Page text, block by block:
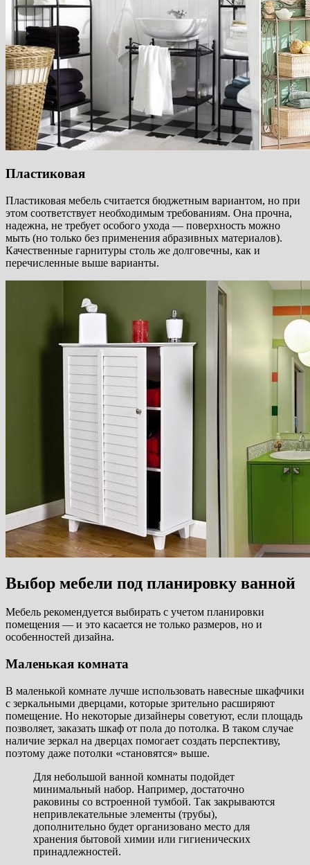
Пластиковая
Пластиковая мебель считается бюджетным вариантом, но при
этом соответствует необходимым требованиям. Она прочна,
надежна, не требует особого ухода — поверхность можно
мыть (но только без применения абразивных материалов).
Качественные гарнитуры столь же долговечны, как и
перечисленные выше варианты.
Выбор мебели под планировку ванной
Мебель рекомендуется выбирать с учетом планировки
помещения — и это касается не только размеров, но и
особенностей дизайна.
Маленькая комната
В маленькой комнате лучше использовать навесные шкафчики
с зеркальными дверцами, которые зрительно расширяют
помещение. Но некоторые дизайнеры советуют, если площадь
позволяет, заказать шкаф от пола до потолка. В таком случае
наличие зеркал на дверцах помогает создать перспективу,
поэтому даже потолки «становятся» выше.
Для небольшой ванной комнаты подойдет
минимальный набор. Например, достаточно
раковины со встроенной тумбой. Так закрываются
непривлекательные элементы (трубы),
дополнительно будет организовано место для
хранения бытовой химии или гигиенических
принадлежностей.